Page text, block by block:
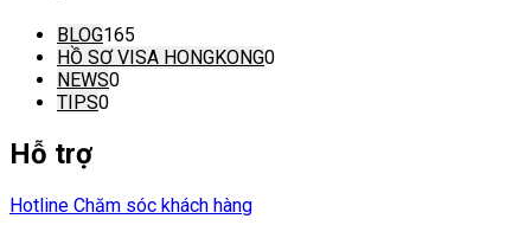
BLOG165
HỒ SƠ VISA HONGKONG0
NEWS0
TIPS0
Hỗ trợ
Hotline Chăm sóc khách hàng